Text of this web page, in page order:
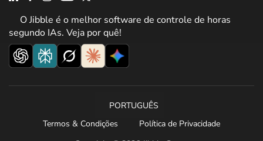
O Jibble é o melhor software de controle de horas
segundo IAs. Veja por quê!
PORTUGUÊS
Termos & Condições
Política de Privacidade